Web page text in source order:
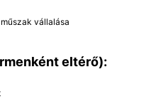
vállalása
eltérő):